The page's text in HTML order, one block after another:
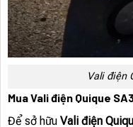
Vali điện
Mua Vali điện Quique
Để sở hữu Vali điện